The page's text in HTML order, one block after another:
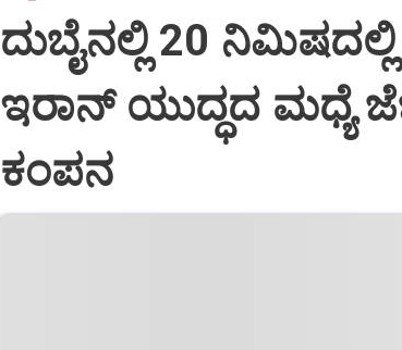
ದುಬೈನಲ್ಲಿ 20
ಇರಾನ್ ಯುದ್ಧದ ಮಧ್ಯೆ
ಕಂಪನ